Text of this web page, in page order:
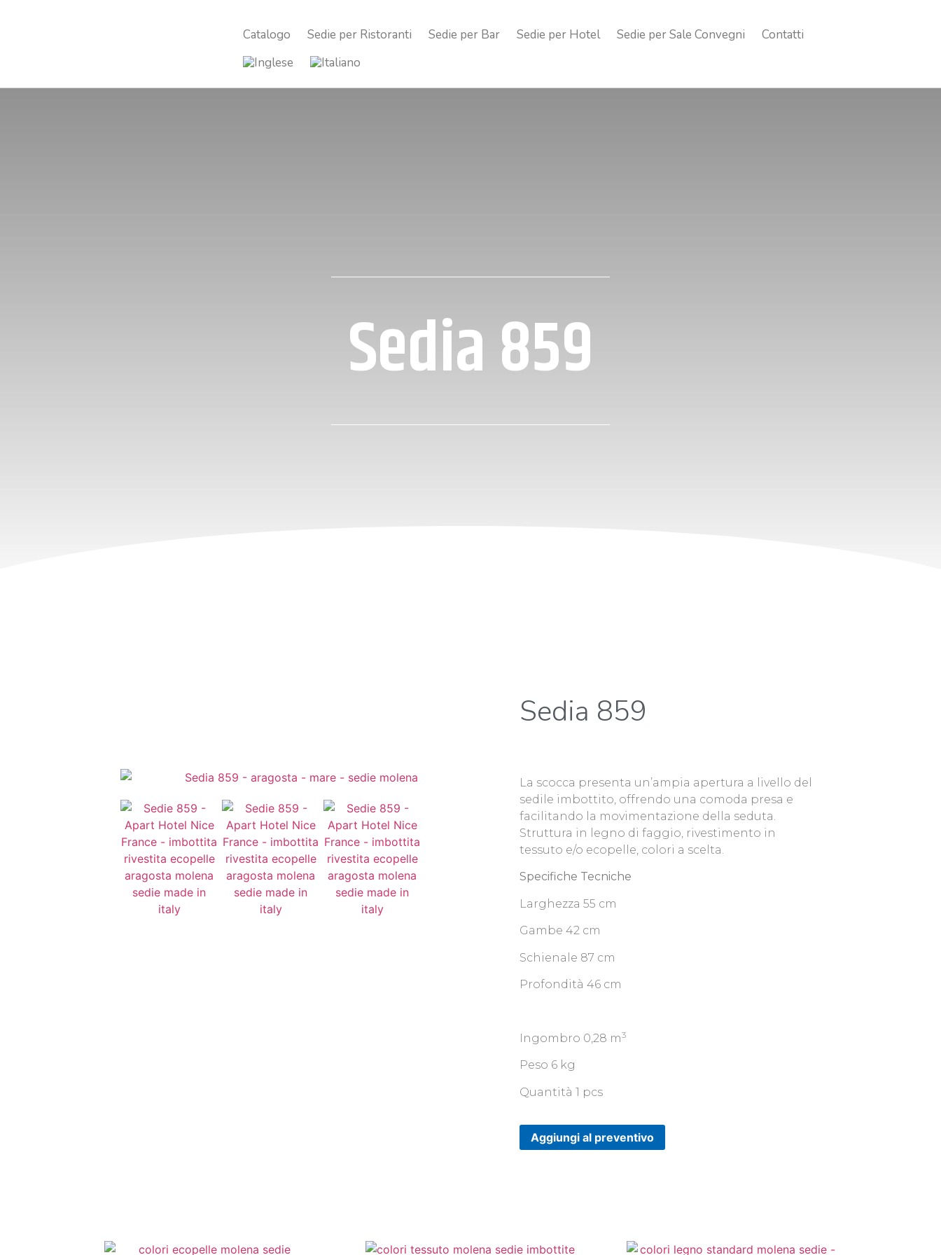
Catalogo Sedie per Ristoranti Sedie per Bar Sedie per Hotel Sedie per Sale Convegni Contatti
Sedia 859
Sedia 859
La scocca presenta un’ampia apertura a livello del
sedile imbottito, offrendo una comoda presa e
facilitando la movimentazione della seduta.
Struttura in legno di faggio, rivestimento in
tessuto e/o ecopelle, colori a scelta.
Specifiche Tecniche
Larghezza 55 cm
Gambe 42 cm
Schienale 87 cm
Profondità 46 cm
Ingombro 0,28 m3
Peso 6 kg
Quantità 1 pcs
Aggiungi al preventivo